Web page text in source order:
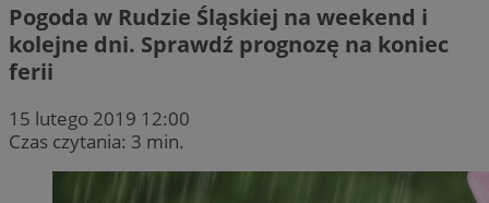
Pogoda w Rudzie Śląskiej na weekend i
kolejne dni. Sprawdź prognozę na koniec
ferii
15 lutego 2019 12:00
Czas czytania: 3 min.